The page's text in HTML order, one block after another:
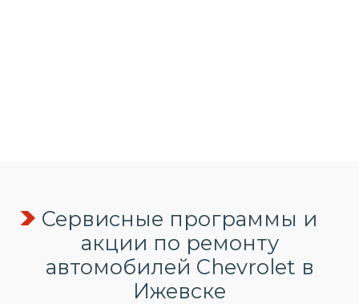
Сервисные программы и
акции по ремонту
автомобилей Chevrolet в
Ижевске